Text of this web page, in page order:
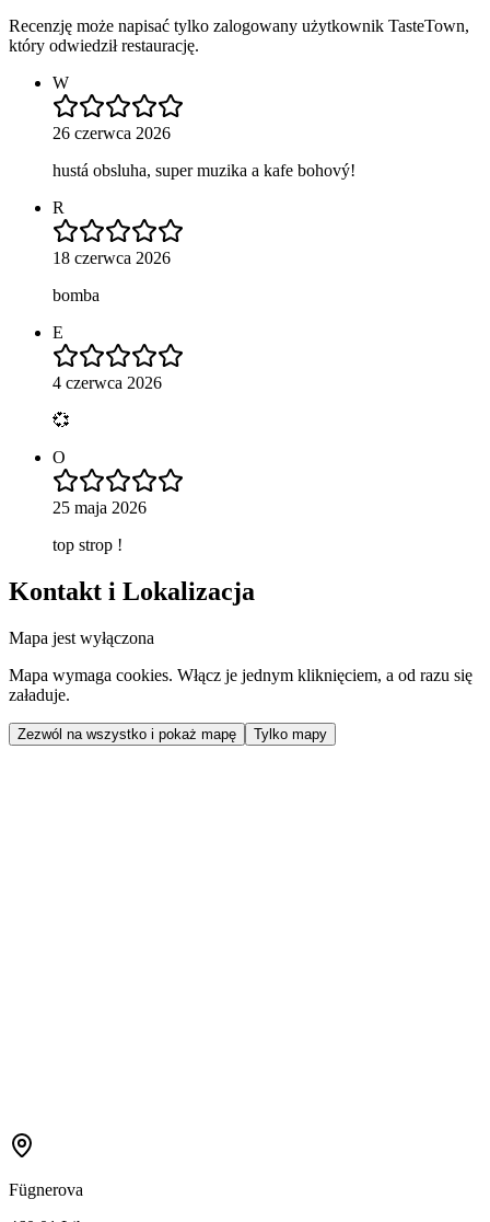
Recenzję może napisać tylko zalogowany użytkownik TasteTown,
który odwiedził restaurację.
W
26 czerwca 2026
hustá obsluha, super muzika a kafe bohový!
R
18 czerwca 2026
bomba
E
4 czerwca 2026
💞
O
25 maja 2026
top strop !
Kontakt i Lokalizacja
Mapa jest wyłączona
Mapa wymaga cookies. Włącz je jednym kliknięciem, a od razu się
załaduje.
Zezwól na wszystko i pokaż mapę Tylko mapy
Fügnerova